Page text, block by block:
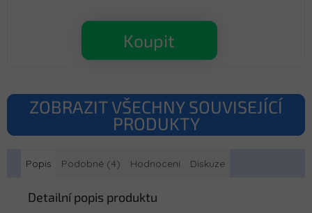
Koupit
ZOBRAZIT VŠECHNY SOUVISEJÍCÍ
PRODUKTY
Popis Podobné (4) Hodnocení Diskuze
Detailní popis produktu